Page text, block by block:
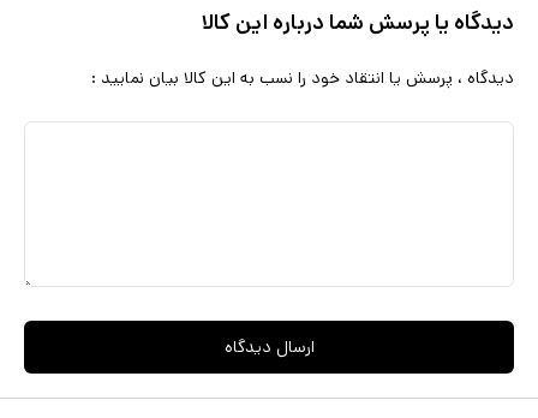
دیدگاه یا پرسش شما درباره این کالا
دیدگاه ، پرسش یا انتقاد خود را نسب به این کالا بیان نمایید :
ارسال دیدگاه